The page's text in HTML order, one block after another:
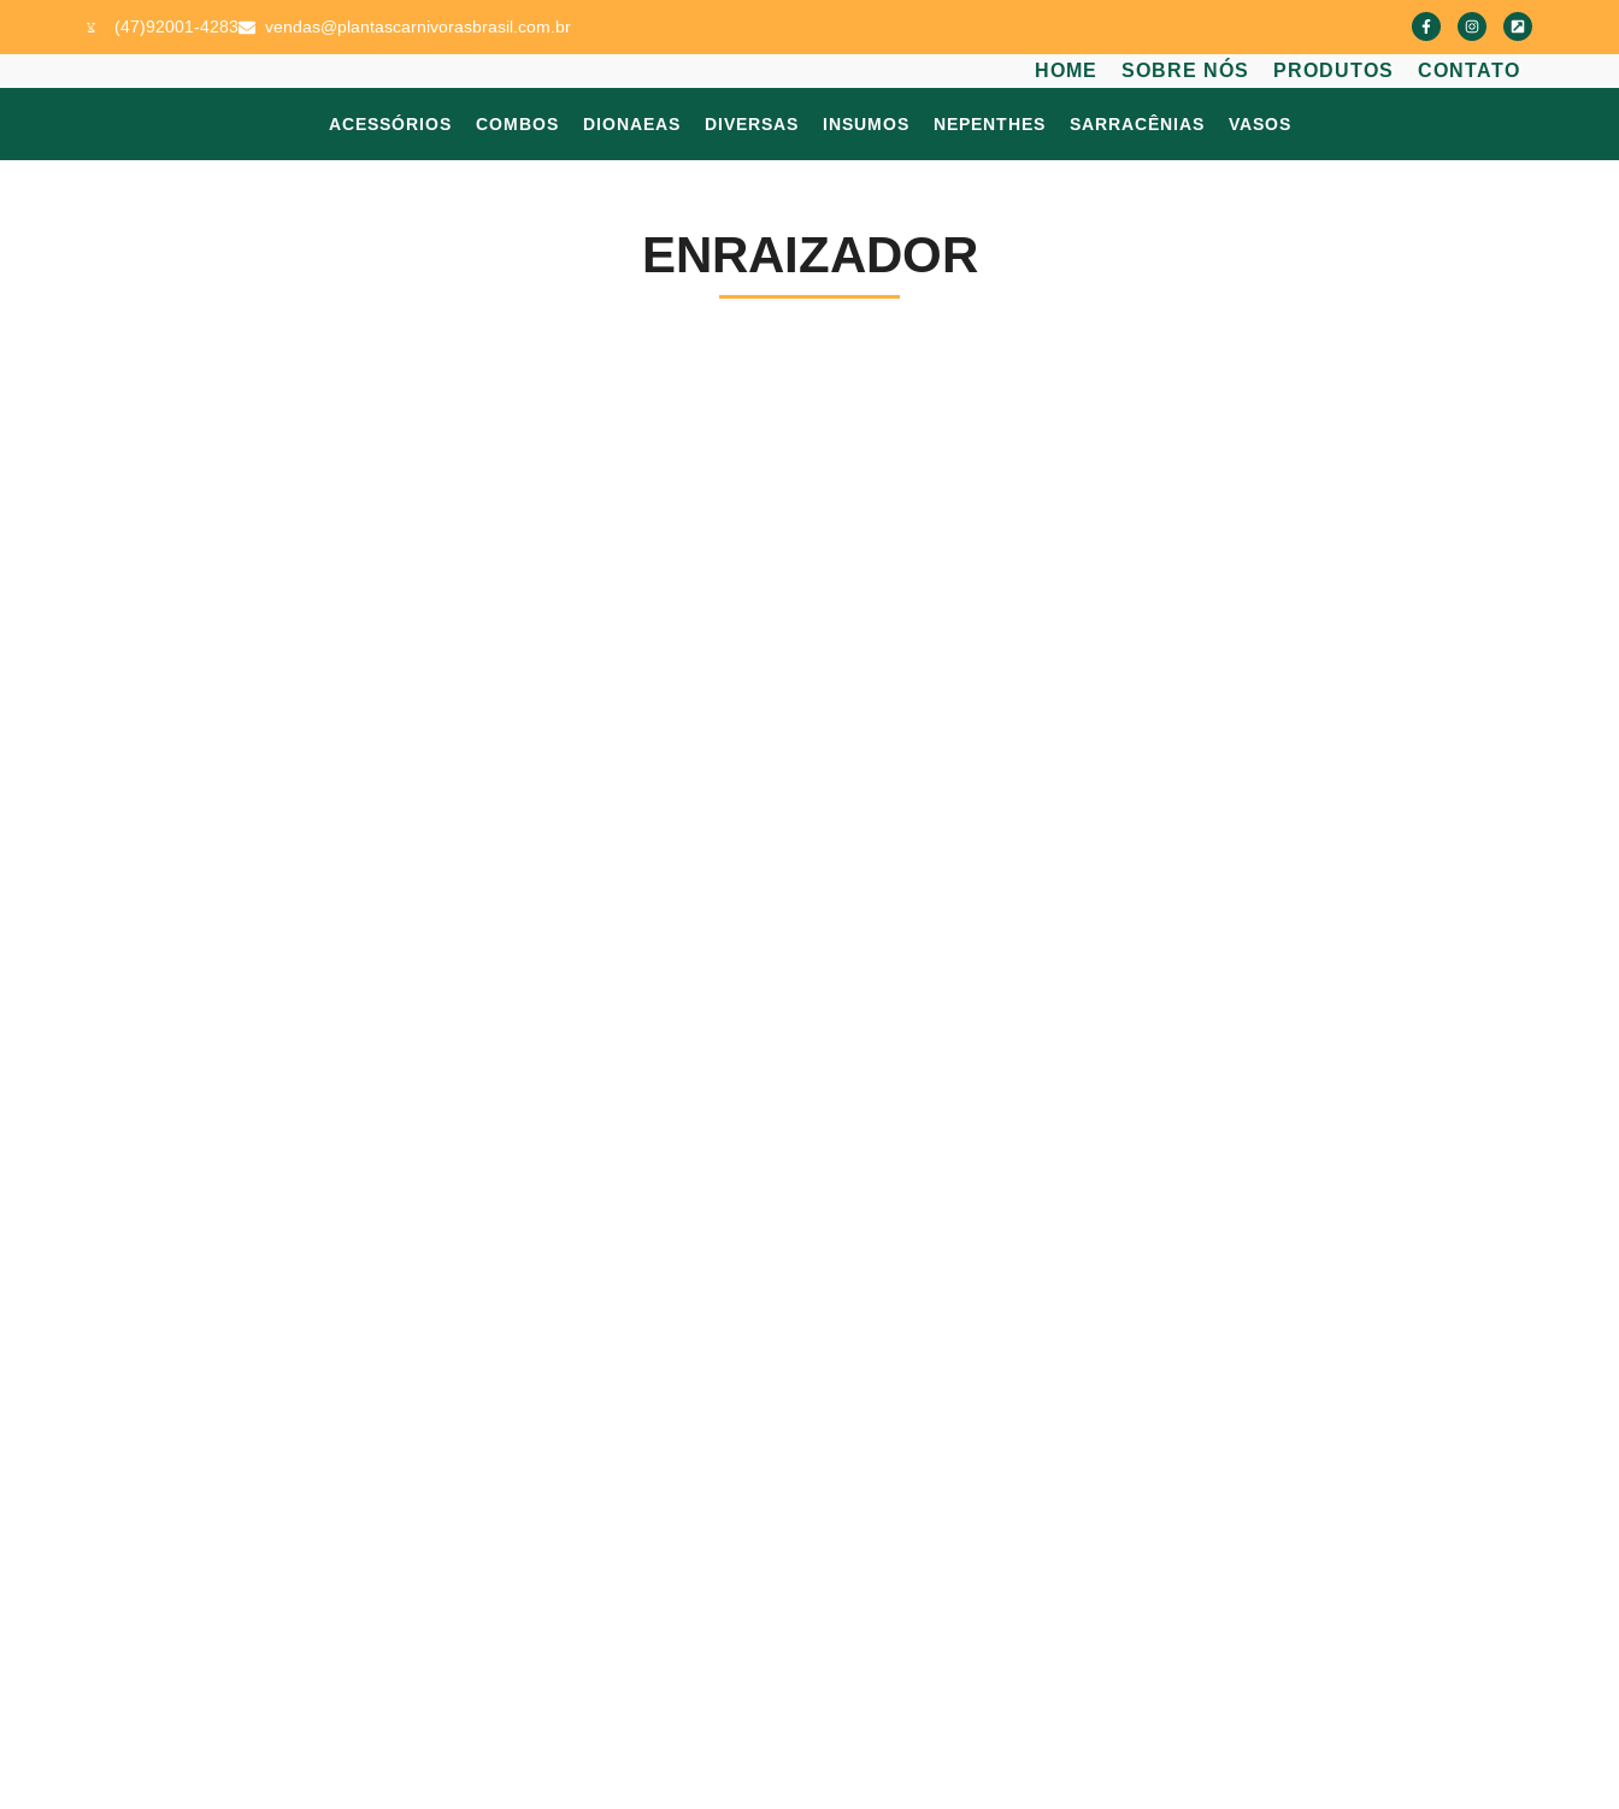
(47)92001-4283 vendas@plantascarnivorasbrasil.com.br
HOME SOBRE NÓS PRODUTOS CONTATO
ACESSÓRIOS COMBOS DIONAEAS DIVERSAS INSUMOS NEPENTHES SARRACÊNIAS VASOS
ENRAIZADOR